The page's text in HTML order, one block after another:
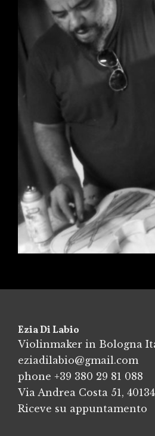
Ezia Di Labio
Violinmaker in Bologna
eziadilabio@gmail.com
phone +39 380 29 81 088
Via Andrea Costa 51,
Riceve su appuntamento